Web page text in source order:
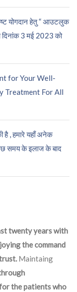
योगदान हेतु “ आउटलुक
दिनांक 3 मई 2023 को
for Your Well-
Treatment For All
है , हमारे यहाँ अनेक
समय के इलाज के बाद
twenty years with
the command
Maintaing
the patients who